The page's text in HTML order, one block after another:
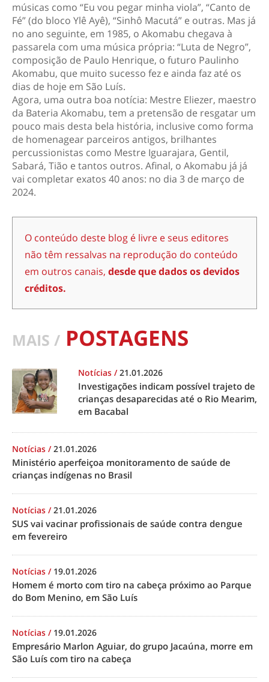
músicas como “Eu vou pegar minha viola”, “Canto de
Fé” (do bloco Ylê Ayê), “Sinhô Macutá” e outras. Mas já
no ano seguinte, em 1985, o Akomabu chegava à
passarela com uma música própria: “Luta de Negro”,
composição de Paulo Henrique, o futuro Paulinho
Akomabu, que muito sucesso fez e ainda faz até os
dias de hoje em São Luís.
Agora, uma outra boa notícia: Mestre Eliezer, maestro
da Bateria Akomabu, tem a pretensão de resgatar um
pouco mais desta bela história, inclusive como forma
de homenagear parceiros antigos, brilhantes
percussionistas como Mestre Iguarajara, Gentil,
Sabará, Tião e tantos outros. Afinal, o Akomabu já já
vai completar exatos 40 anos: no dia 3 de março de
2024.
O conteúdo deste blog é livre e seus editores
não têm ressalvas na reprodução do conteúdo
em outros canais, desde que dados os devidos
créditos.
MAIS / POSTAGENS
Notícias /21.01.2026
Investigações indicam possível trajeto de
crianças desaparecidas até o Rio Mearim,
em Bacabal
Notícias /21.01.2026
Ministério aperfeiçoa monitoramento de saúde de
crianças indígenas no Brasil
Notícias /21.01.2026
SUS vai vacinar profissionais de saúde contra dengue
em fevereiro
Notícias / 19.01.2026
Homem é morto com tiro na cabeça próximo ao Parque
do Bom Menino, em São Luís
Notícias / 19.01.2026
Empresário Marlon Aguiar, do grupo Jacaúna, morre em
São Luís com tiro na cabeça